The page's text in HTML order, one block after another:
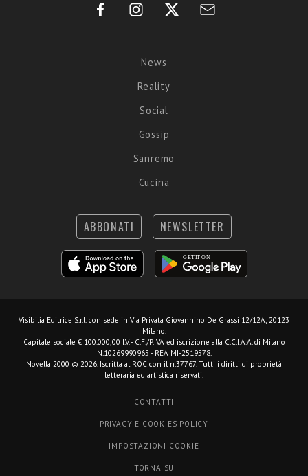
News
Reality
Social
Gossip
Sanremo
Cucina
ABBONATI NEWSLETTER
Visibilia Editrice S.r.l. con sede in Via Privata Giovannino De Grassi 12/12A, 20123
Milano.
Capitale sociale € 100.000,00 I.V. - C.F./P.IVA ed iscrizione alla C.C.I.A.A. di Milano
N.10269990965 - REA MI-2519578.
Novella 2000 © 2026. Iscritta al ROC con il n.37767. Tutti i diritti di proprietà
letteraria ed artistica riservati.
CONTATTI
PRIVACY E COOKIES POLICY
IMPOSTAZIONI COOKIE
TORNA SU